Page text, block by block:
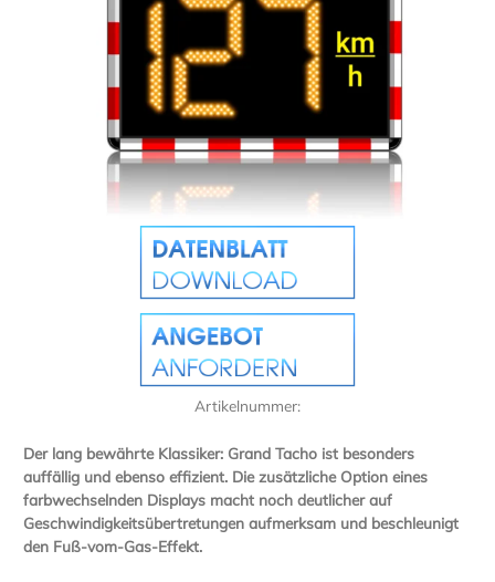
Artikelnummer:
Der lang bewährte Klassiker: Grand Tacho ist besonders
auffällig und ebenso effizient. Die zusätzliche Option eines
farbwechselnden Displays macht noch deutlicher auf
Geschwindigkeitsübertretungen aufmerksam und beschleunigt
den Fuß-vom-Gas-Effekt.